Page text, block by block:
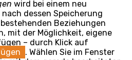
angezeigt werden
beim Element des